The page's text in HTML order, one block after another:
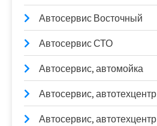
Автосервис Восточный
Автосервис СТО
Автосервис, автомойка
Автосервис, автотехцентр
Автосервис, автотехцентр